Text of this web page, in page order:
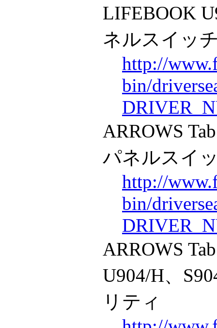
LIFEBOOK
ネルスイッ
http://
bin/
ARROWS
パネルスイ
http://
bin/
ARROWS
U904/H、
リティ